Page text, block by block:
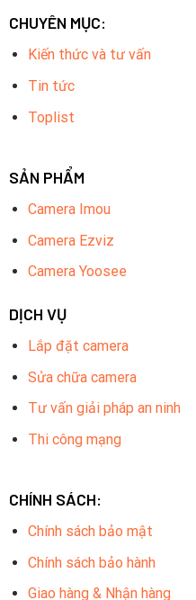
CHUYÊN MỤC:
Kiến thức và tư vấn
Tin tức
Toplist
SẢN PHẨM
Camera Imou
Camera Ezviz
Camera Yoosee
DỊCH VỤ
Lắp đặt camera
Sửa chữa camera
Tư vấn giải pháp an ninh
Thi công mạng
CHÍNH SÁCH:
Chính sách bảo mật
Chính sách bảo hành
Giao hàng & Nhận hàng